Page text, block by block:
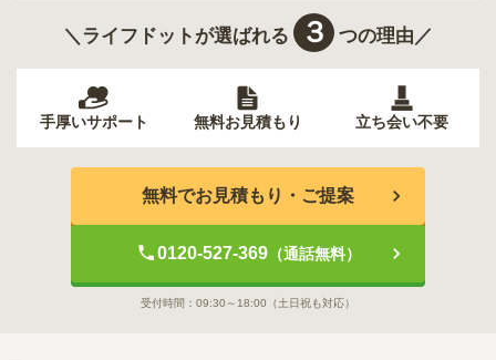
＼ライフドットが選ばれる ３ つの理由／
手厚いサポート 無料お見積もり 立ち会い不要
無料でお見積もり・ご提案
0120-527-369（通話無料）
受付時間： 09:30～18:00 （土日祝も対応）